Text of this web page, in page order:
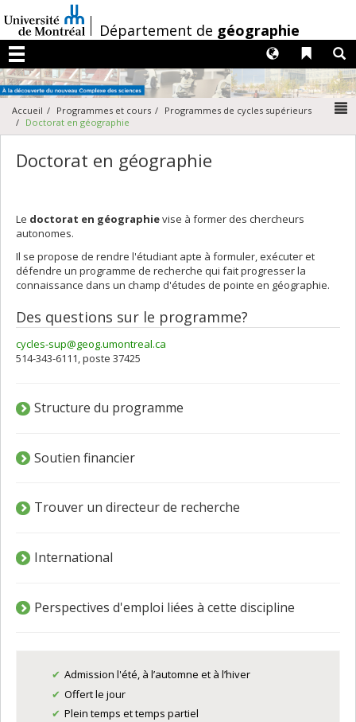
au
contenu
/Département de géographie
Menu
Liens
Langues
Accueil Programmes et cours
Programmes de cycles supérieurs
Doctorat en géographie
Doctorat en géographie
Le doctorat en géographievise à former des chercheurs
autonomes.
Il se propose de rendre l'étudiant apte à formuler, exécuter et
défendre un programme de recherche qui fait progresser la
connaissance dans un champ d'études de pointe en géographie.
Des questions sur le programme?
cycles-sup@geog.umontreal.ca
514-343-6111, poste 37425
Structure du programme
Soutien financier
Trouver un directeur de recherche
International
Perspectives d'emploi liées à cette discipline
Admission l'été, à l’automne et à l’hiver
Offert le jour
Plein temps et temps partiel